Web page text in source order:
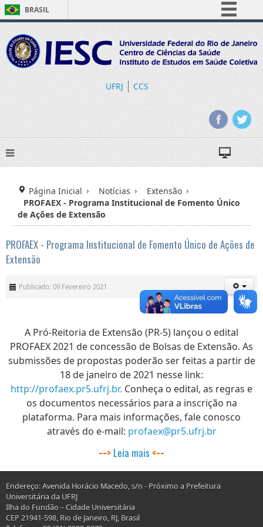
BRASIL
Comunica BR
Participe
UFRJ CCS
Página Inicial Notícias
Extensão
PROFAEX - Programa Institucional de Fomento Único
de Ações de Extensão
PROFAEX - Programa Institucional de Fomento Único de Ações de
Extensão
Publicado: 09 Fevereiro 2021
A Pró-Reitoria de Extensão (PR-5) lançou o edital
PROFAEX 2021 de concessão de Bolsas de Extensão. As
submissões de propostas poderão ser feitas a partir de
18 de janeiro de 2021 nesse link:
http://profaex.pr5.ufrj.br. Conheça o edital, as regras e
os documentos necessários para a inscrição na
plataforma. Para mais informações, fale conosco
através do e-mail: profaex@pr5.ufrj.br
--> Leia mais <--
Endereço: Avenida Horácio Macedo, s/n - Próximo a Prefeitura
Universitária da UFRJ
Ilha do Fundão – Cidade Universitária
CEP 21941-598, Rio de Janeiro, RJ, Brasil